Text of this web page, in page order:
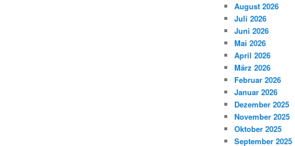
August 2026
Juli 2026
Juni 2026
Mai 2026
April 2026
März 2026
Februar 2026
Januar 2026
Dezember 2025
November 2025
Oktober 2025
September 2025